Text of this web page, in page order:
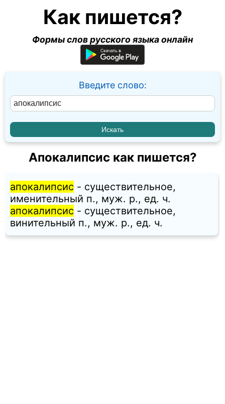
Как пишется?
Формы слов русского языка онлайн
Введите слово:
Апокалипсис как пишется?
апокалипсис - существительное,
именительный п., муж. p., ед. ч.
апокалипсис - существительное,
винительный п., муж. p., ед. ч.